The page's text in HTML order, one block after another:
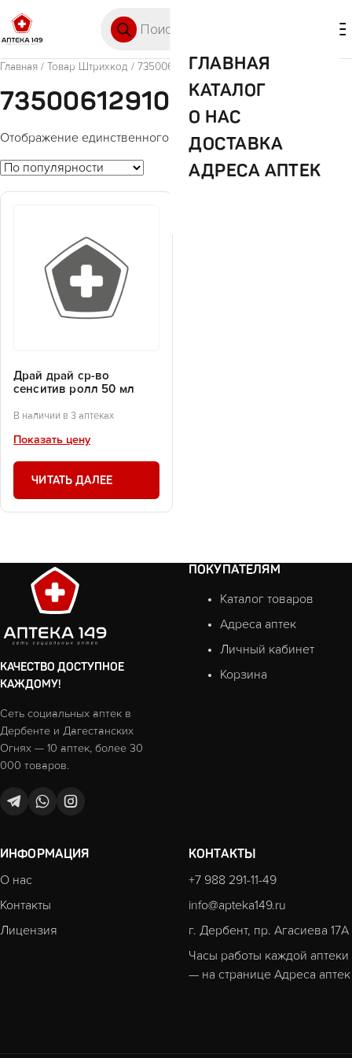
ГЛАВНАЯ
КАТАЛОГ
О НАС
ДОСТАВКА
АДРЕСА АПТЕК
Главная / Товар Штрихкод / 7350061291026
7350061291026
Отображение единственного товара
Драй драй ср-во
сенситив ролл 50 мл
В наличии в 3 аптеках
Показать цену
ЧИТАТЬ ДАЛЕЕ
КАЧЕСТВО ДОСТУПНОЕ
КАЖДОМУ!
Сеть социальных аптек в
Дербенте и Дагестанских
Огнях — 10 аптек, более 30
000 товаров.
ПОКУПАТЕЛЯМ
Каталог товаров
Адреса аптек
Личный кабинет
Корзина
ИНФОРМАЦИЯ
О нас
Контакты
Лицензия
КОНТАКТЫ
+7 988 291-11-49
info@apteka149.ru
г. Дербент, пр. Агасиева 17А
Часы работы каждой аптеки
— на странице Адреса аптек